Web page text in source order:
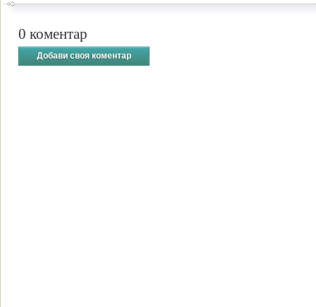
0 коментар
Добави своя коментар